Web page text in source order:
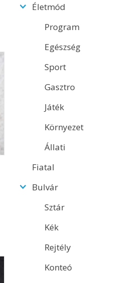
Életmód
Program
Egészség
Sport
Gasztro
Játék
Környezet
Állati
Fiatal
Bulvár
Sztár
Kék
Rejtély
Konteó